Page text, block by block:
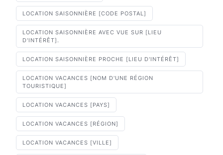
LOCATION SAISONNIÈRE [CODE POSTAL]
LOCATION SAISONNIÈRE AVEC VUE SUR [LIEU
D'INTÉRÊT].
LOCATION SAISONNIÈRE PROCHE [LIEU D'INTÉRÊT]
LOCATION VACANCES [NOM D'UNE RÉGION
TOURISTIQUE]
LOCATION VACANCES [PAYS]
LOCATION VACANCES [RÉGION]
LOCATION VACANCES [VILLE]